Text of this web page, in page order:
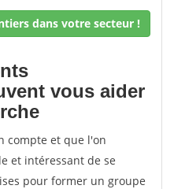
dans votre secteur !
vous aider
compte et que l'on
et intéressant de se
pour former un groupe